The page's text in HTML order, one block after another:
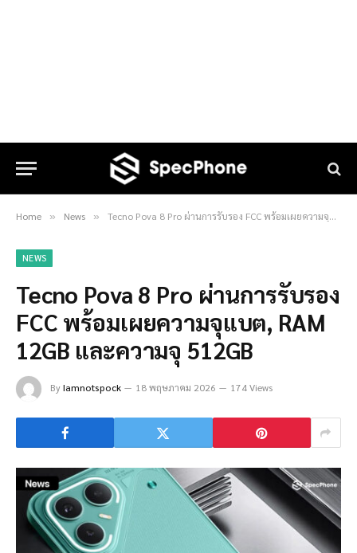
Home » News » Tecno Pova 8 Pro ผ่านการรับรอง FCC พร้อมเผยความจุแบต, RAM 12GB และความจุ 512GB
NEWS
Tecno Pova 8 Pro ผ่านการรับรอง
FCC พร้อมเผยความจุแบต, RAM
12GB และความจุ 512GB
ByIamnotspock 18 พฤษภาคม 2026 174 Views